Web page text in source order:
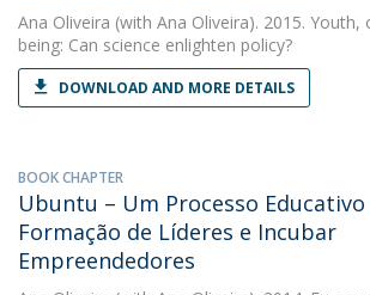
Ana Oliveira (with Ana Oliveira). 2015. Youth,
being: Can science enlighten policy?
DOWNLOAD AND MORE DETAILS
BOOK CHAPTER
Ubuntu – Um Processo
Formação de Líderes e Incubar
Empreendedores